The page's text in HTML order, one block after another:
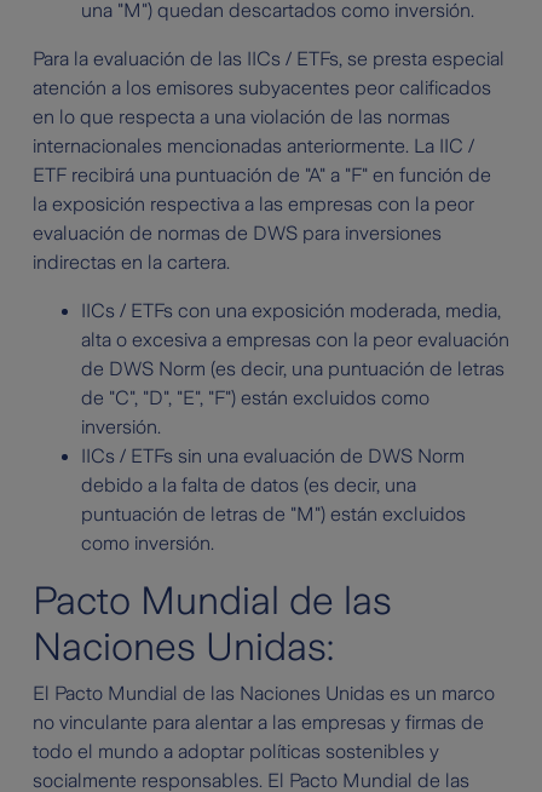
una "M") quedan descartados como inversión.
Para la evaluación de las IICs / ETFs, se presta especial
atención a los emisores subyacentes peor calificados
en lo que respecta a una violación de las normas
internacionales mencionadas anteriormente. La IIC /
ETF recibirá una puntuación de "A" a "F" en función de
la exposición respectiva a las empresas con la peor
evaluación de normas de DWS para inversiones
indirectas en la cartera.
IICs / ETFs con una exposición moderada, media,
alta o excesiva a empresas con la peor evaluación
de DWS Norm (es decir, una puntuación de letras
de "C", "D", "E", "F") están excluidos como
inversión.
IICs / ETFs sin una evaluación de DWS Norm
debido a la falta de datos (es decir, una
puntuación de letras de "M") están excluidos
como inversión.
Pacto Mundial de las
Naciones Unidas:
El Pacto Mundial de las Naciones Unidas es un marco
no vinculante para alentar a las empresas y firmas de
todo el mundo a adoptar políticas sostenibles y
socialmente responsables. El Pacto Mundial de las